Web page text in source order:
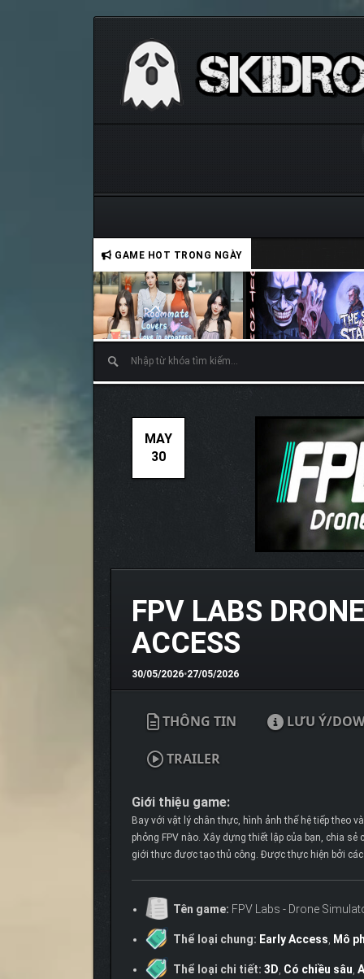
GAME HOT TRONG NGÀY
MAY
30
FPV LABS
ACCESS
30/05/2026•27/05/2026
THÔNG TIN LƯU Ý/
TRAILER
Giới thiệu game:
Bay với vật lý chân thực, hình ảnh thế hệ tiếp theo
phỏng FPV nào. Xây dựng thiết lập của bạn, chia
giới thực được tạo thủ công. Được thực hiện bởi
Tên game: FPV Labs - Drone
Thể loại chung: Early Access, Mô
Thể loại chi tiết: 3D, Có chiều sâu,